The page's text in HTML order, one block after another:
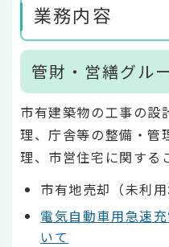
業務内容
管財・営繕グル
市有建築物の工事の設
理、庁舎等の整備・管
理、市営住宅に関する
市有地売却（未利
電気自動車用急速
いて